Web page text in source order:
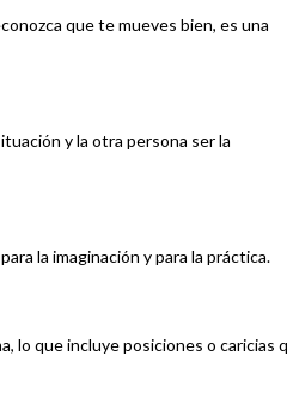
que te mueves bien, es una
y la otra persona ser la
la imaginación y para la práctica.
lo que incluye posiciones o caricias